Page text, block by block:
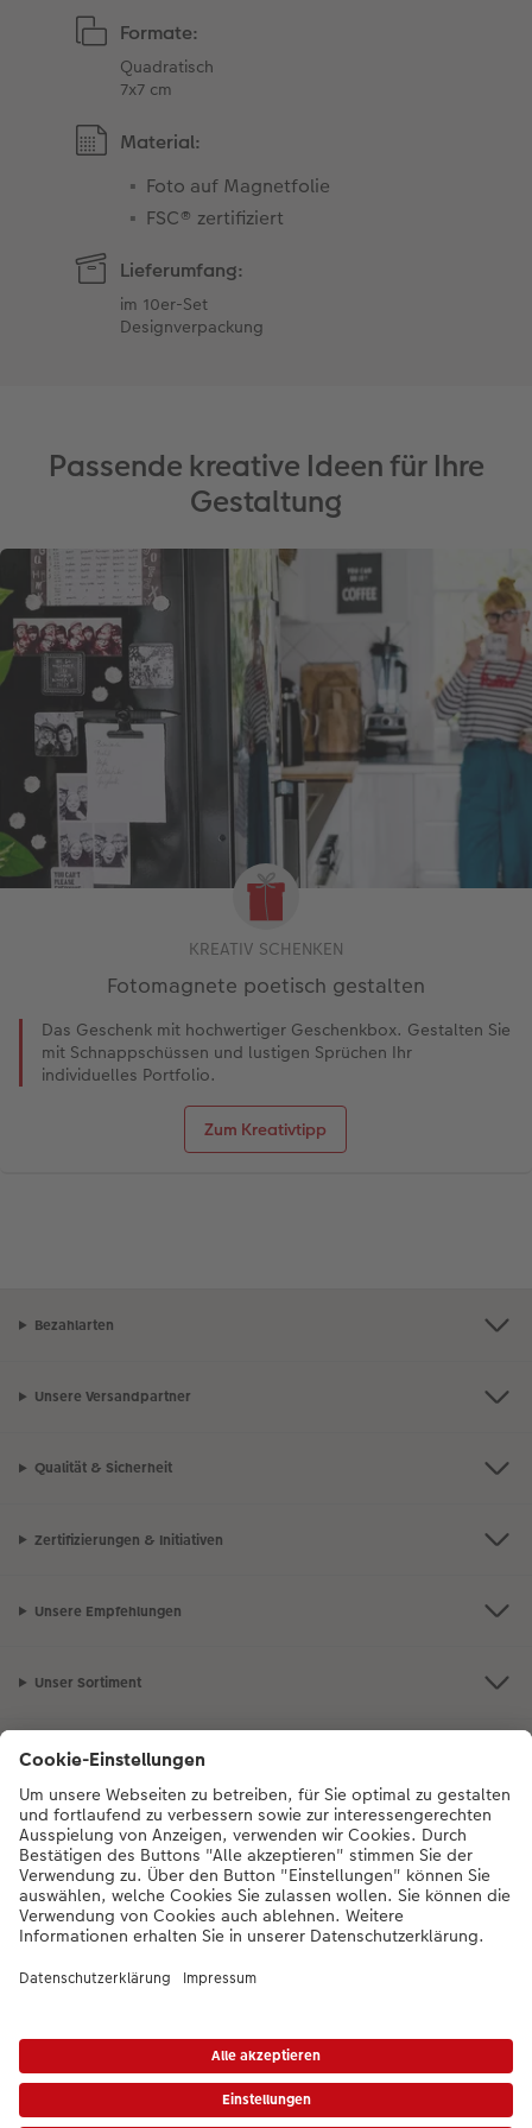
Formate:
Quadratisch
7x7 cm
Material:
Foto auf Magnetfolie
FSC® zertifiziert
Lieferumfang:
im 10er-Set
Designverpackung
Passende kreative Ideen für Ihre
Gestaltung
KREATIV SCHENKEN
Fotomagnete poetisch gestalten
Das Geschenk mit hochwertiger Geschenkbox. Gestalten Sie
mit Schnappschüssen und lustigen Sprüchen Ihr
individuelles Portfolio.
Zum Kreativtipp
Bezahlarten
Unsere Versandpartner
Qualität & Sicherheit
Zertifizierungen & Initiativen
Unsere Empfehlungen
Unser Sortiment
Service
Mehr zum CEWE Fotoservice
0043-1-4360043Mo. bis Sa.: 8:00 – 20:00 Uhr und So.: 10:00 – 18:00
Uhr